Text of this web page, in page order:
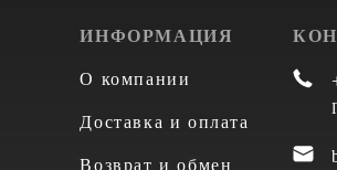
ИНФОРМАЦИЯ
О компании
Доставка и оплата
Возврат и обмен